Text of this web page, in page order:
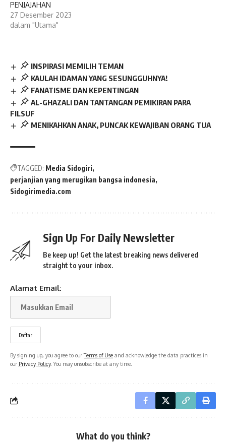
PENJAJAHAN
27 Desember 2023
dalam "Utama"
INSPIRASI MEMILIH TEMAN
KAULAH IDAMAN YANG SESUNGGUHNYA!
FANATISME DAN KEPENTINGAN
AL-GHAZALI DAN TANTANGAN PEMIKIRAN PARA
FILSUF
MENIKAHKAN ANAK, PUNCAK KEWAJIBAN ORANG TUA
TAGGED: Media Sidogiri
perjanjian yang merugikan bangsa indonesia
Sidogirimedia.com
Sign Up For Daily Newsletter
Be keep up! Get the latest breaking news delivered
straight to your inbox.
Alamat Email:
By signing up, you agree to ourTerms of Use and acknowledge the data practices in
our Privacy Policy. You may unsubscribe at any time.
What do you think?